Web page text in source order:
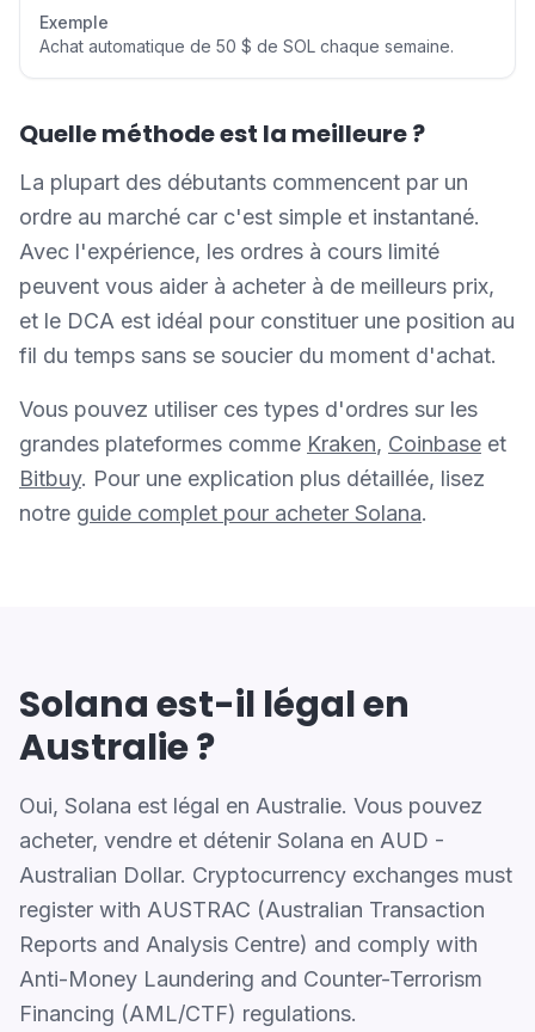
Exemple
Achat automatique de 50 $ de SOL chaque semaine.
Quelle méthode est la meilleure ?
La plupart des débutants commencent par un
ordre au marché car c'est simple et instantané.
Avec l'expérience, les ordres à cours limité
peuvent vous aider à acheter à de meilleurs prix,
et le DCA est idéal pour constituer une position au
fil du temps sans se soucier du moment d'achat.
Vous pouvez utiliser ces types d'ordres sur les
grandes plateformes comme Kraken, Coinbase et
Bitbuy. Pour une explication plus détaillée, lisez
notre guide complet pour acheter Solana.
Solana est-il légal en
Australie ?
Oui, Solana est légal en Australie. Vous pouvez
acheter, vendre et détenir Solana en AUD -
Australian Dollar. Cryptocurrency exchanges must
register with AUSTRAC (Australian Transaction
Reports and Analysis Centre) and comply with
Anti-Money Laundering and Counter-Terrorism
Financing (AML/CTF) regulations.